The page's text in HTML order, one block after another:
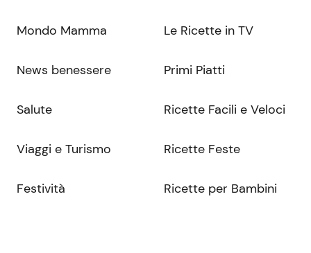
Mondo Mamma
News benessere
Salute
Viaggi e Turismo
Festività
Le Ricette in TV
Primi Piatti
Ricette Facili e Veloci
Ricette Feste
Ricette per Bambini